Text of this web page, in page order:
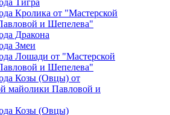
Кролика от "Мастерской
и Шепелева"
Дракона
Змеи
Лошади от "Мастерской
и Шепелева"
Козы (Овцы) от
майолики Павловой и
Козы (Овцы)